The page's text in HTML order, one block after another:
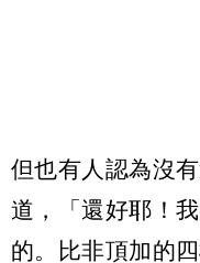
但也有人認為沒
道，「還好耶！
的。比非頂加的